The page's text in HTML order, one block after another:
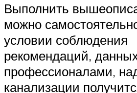
Выполнить
можно
условии соблюдения
рекомендаций,
профессионалами,
канализации